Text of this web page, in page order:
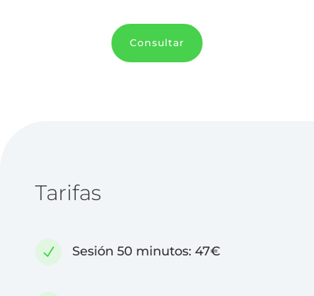
Consultar
Tarifas
N Sesión 50 minutos: 47€